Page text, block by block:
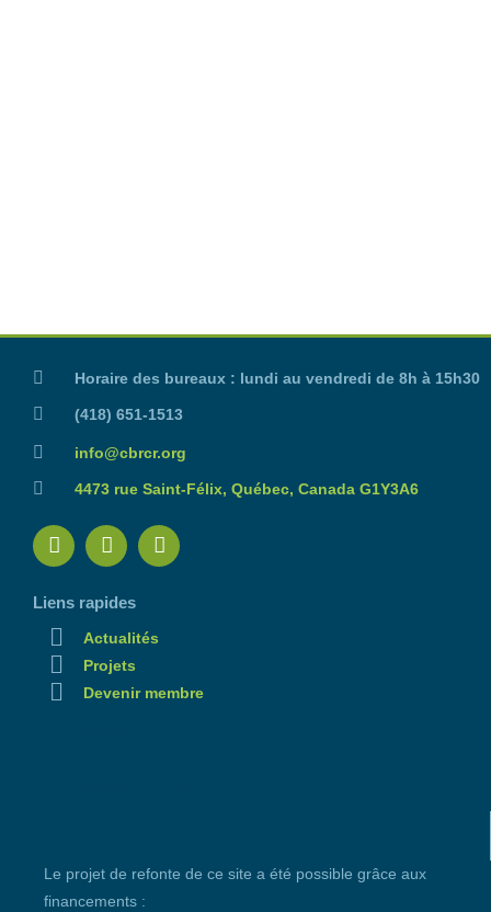
Horaire des bureaux : lundi au vendredi de 8h à 15h30
(418) 651-1513
info@cbrcr.org
4473 rue Saint-Félix, Québec, Canada G1Y3A6
Liens rapides
Actualités
Projets
Devenir membre
Le projet de refonte de ce site a été possible grâce aux
financements :